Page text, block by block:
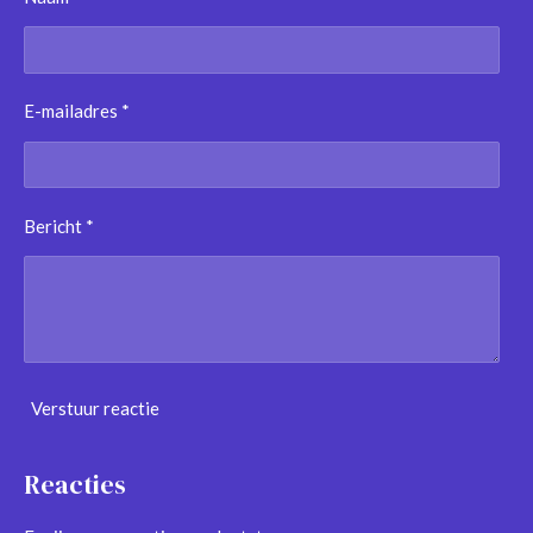
E-mailadres *
Bericht *
Verstuur reactie
Reacties